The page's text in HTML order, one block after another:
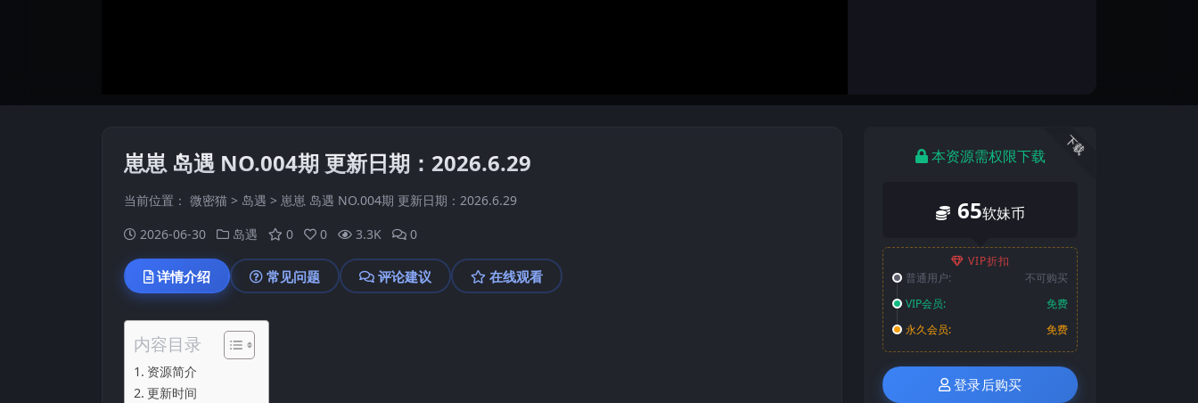
崽崽 岛遇 NO.004期 更新日期：2026.6.29
当前位置： 微密猫 > 岛遇 > 崽崽 岛遇 NO.004期 更新日期：2026.6.29
2026-06-30
岛遇 0 0 3.3K 0
详情介绍 常见问题 评论建议 在线观看
内容目录
资源简介
更新时间
下载
本资源需权限下载
65软妹币
VIP折扣
普通用户:
不可购买
VIP会员:
免费
永久会员:
免费
登录后购买